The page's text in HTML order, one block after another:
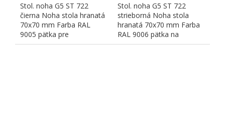
Stol. noha G5 ST 722
čierna Noha stola hranatá
70x70 mm Farba RAL
9005 pätka pre
pripevnenie120x120 mm
Stol. noha G5 ST 722
strieborná Noha stola
hranatá 70x70 mm Farba
RAL 9006 pätka na
pripevnenie 120x120 mm